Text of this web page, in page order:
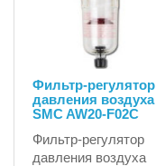
Фильтр-регулятор
давления воздуха
SMC AW20-F02С
Фильтр-регулятор
давления воздуха